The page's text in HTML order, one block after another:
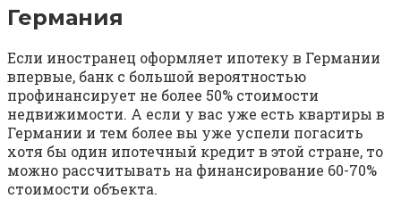
Германия
Если иностранец оформляет ипотеку в Германии
впервые, банк с большой вероятностью
профинансирует не более 50% стоимости
недвижимости. А если у вас уже есть квартиры в
Германии и тем более вы уже успели погасить
хотя бы один ипотечный кредит в этой стране, то
можно рассчитывать на финансирование 60-70%
стоимости объекта.